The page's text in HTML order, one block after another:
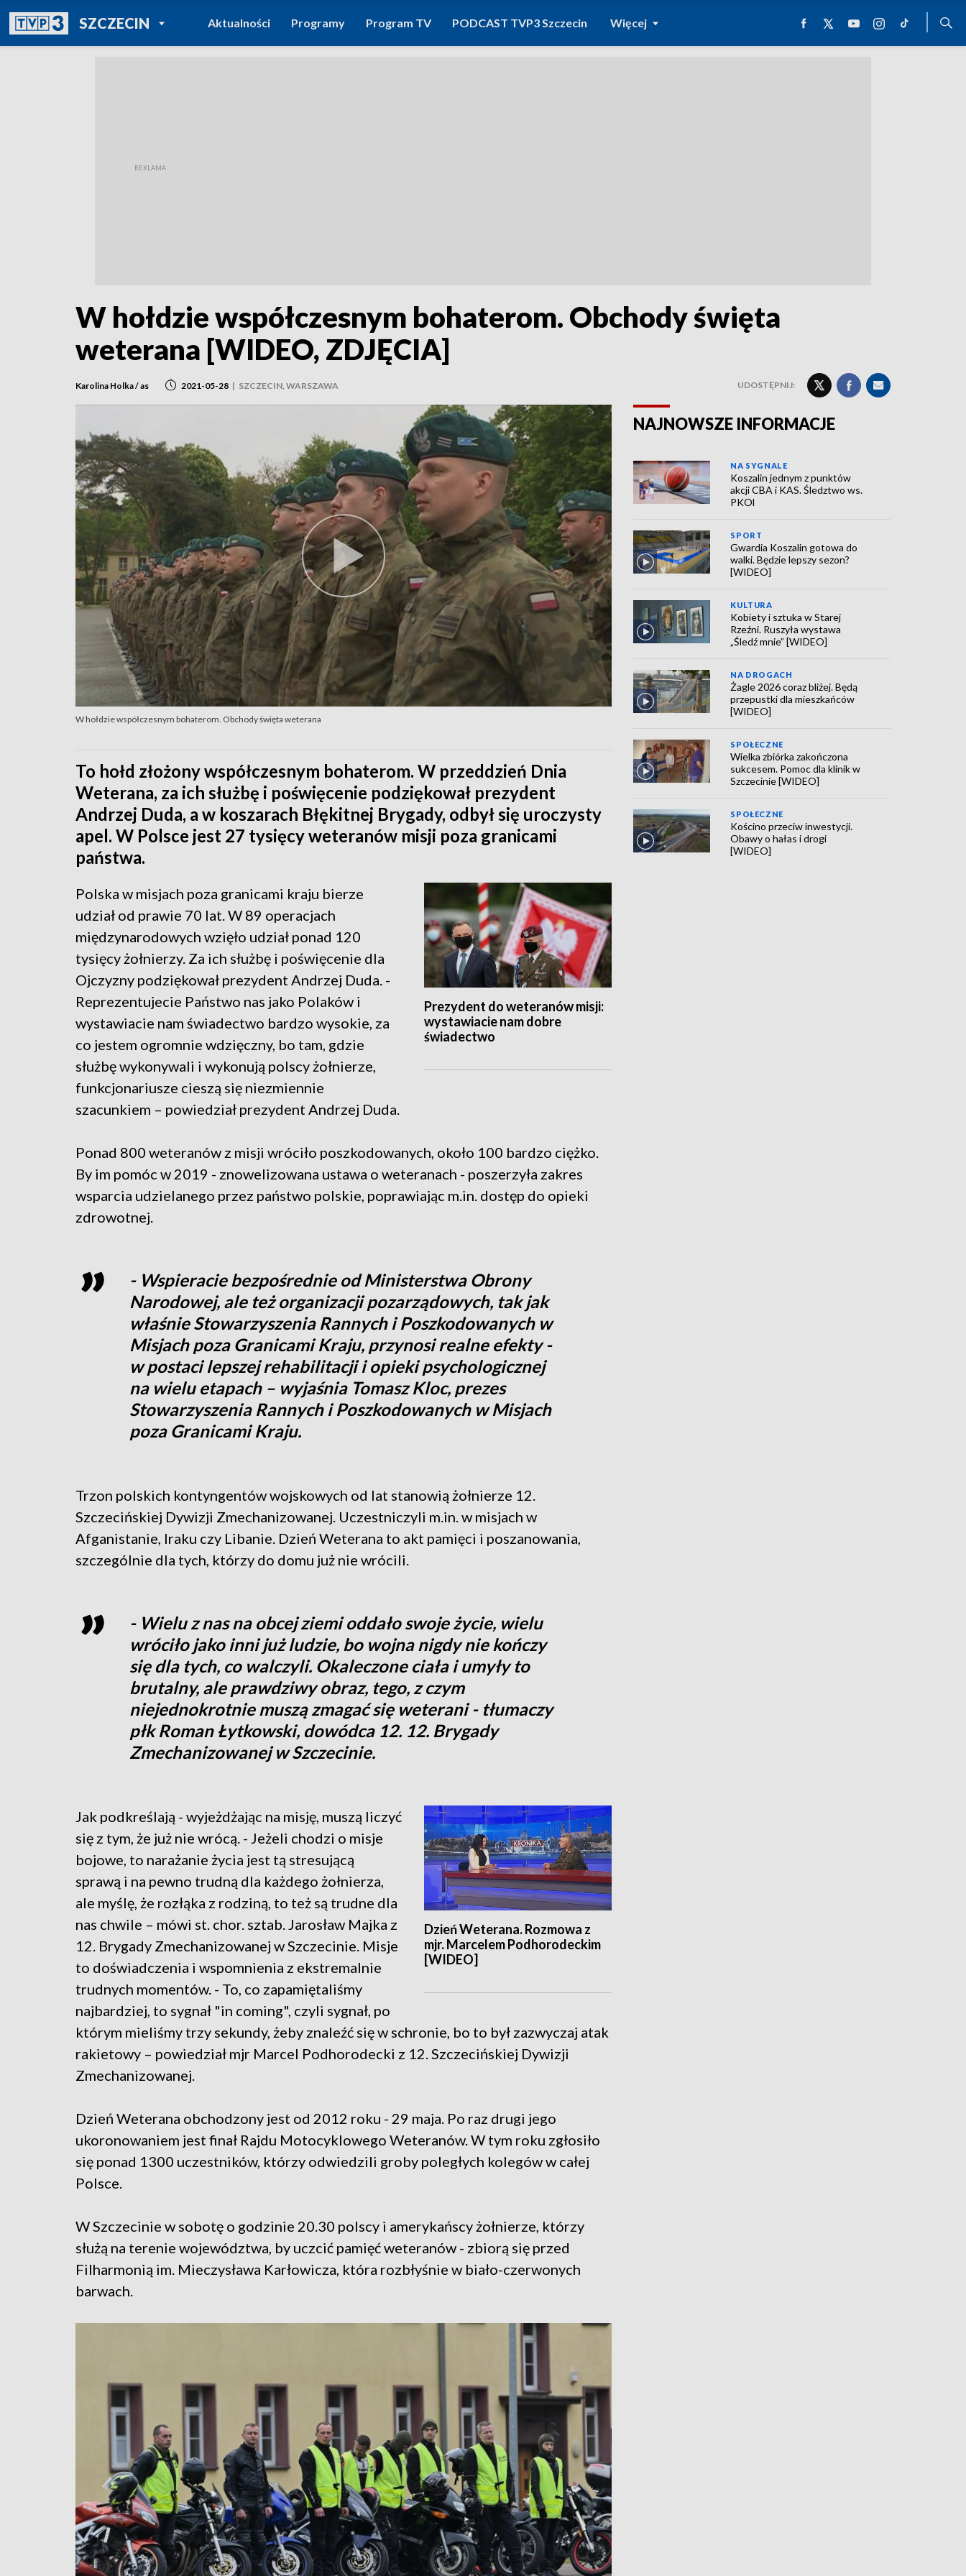
SZCZECINPOWRÓT DO
TVP REGIONY
Aktualności Programy Program TV PODCAST TVP3 Szczecin Więcej
W hołdzie współczesnym bohaterom. Obchody święta
weterana [WIDEO, ZDJĘCIA]
Karolina Holka / as 2021-05-28 | SZCZECIN, WARSZAWA UDOSTĘPNIJ:
W hołdzie współczesnym bohaterom. Obchody święta weterana
To hołd złożony współczesnym bohaterom. W przeddzień Dnia
Weterana, za ich służbę i poświęcenie podziękował prezydent
Andrzej Duda, a w koszarach Błękitnej Brygady, odbył się uroczysty
apel. W Polsce jest 27 tysięcy weteranów misji poza granicami
państwa.
Prezydent do weteranów misji:
wystawiacie nam dobre
świadectwo
Polska w misjach poza granicami kraju bierze
udział od prawie 70 lat. W 89 operacjach
międzynarodowych wzięło udział ponad 120
tysięcy żołnierzy. Za ich służbę i poświęcenie dla
Ojczyzny podziękował prezydent Andrzej Duda. -
Reprezentujecie Państwo nas jako Polaków i
wystawiacie nam świadectwo bardzo wysokie, za
co jestem ogromnie wdzięczny, bo tam, gdzie
służbę wykonywali i wykonują polscy żołnierze,
funkcjonariusze cieszą się niezmiennie
szacunkiem – powiedział prezydent Andrzej Duda.
Ponad 800 weteranów z misji wróciło poszkodowanych, około 100 bardzo ciężko.
By im pomóc w 2019 - znowelizowana ustawa o weteranach - poszerzyła zakres
wsparcia udzielanego przez państwo polskie, poprawiając m.in. dostęp do opieki
zdrowotnej.
- Wspieracie bezpośrednie od Ministerstwa Obrony
Narodowej, ale też organizacji pozarządowych, tak jak
właśnie Stowarzyszenia Rannych i Poszkodowanych w
Misjach poza Granicami Kraju, przynosi realne efekty -
w postaci lepszej rehabilitacji i opieki psychologicznej
na wielu etapach – wyjaśnia Tomasz Kloc, prezes
Stowarzyszenia Rannych i Poszkodowanych w Misjach
poza Granicami Kraju.
Trzon polskich kontyngentów wojskowych od lat stanowią żołnierze 12.
Szczecińskiej Dywizji Zmechanizowanej. Uczestniczyli m.in. w misjach w
Afganistanie, Iraku czy Libanie. Dzień Weterana to akt pamięci i poszanowania,
szczególnie dla tych, którzy do domu już nie wrócili.
- Wielu z nas na obcej ziemi oddało swoje życie, wielu
wróciło jako inni już ludzie, bo wojna nigdy nie kończy
się dla tych, co walczyli. Okaleczone ciała i umyły to
brutalny, ale prawdziwy obraz, tego, z czym
niejednokrotnie muszą zmagać się weterani - tłumaczy
płk Roman Łytkowski, dowódca 12. 12. Brygady
Zmechanizowanej w Szczecinie.
Dzień Weterana. Rozmowa z
mjr. Marcelem Podhorodeckim
[WIDEO]
Jak podkreślają - wyjeżdżając na misję, muszą liczyć
się z tym, że już nie wrócą. - Jeżeli chodzi o misje
bojowe, to narażanie życia jest tą stresującą
sprawą i na pewno trudną dla każdego żołnierza,
ale myślę, że rozłąka z rodziną, to też są trudne dla
nas chwile – mówi st. chor. sztab. Jarosław Majka z
12. Brygady Zmechanizowanej w Szczecinie. Misje
to doświadczenia i wspomnienia z ekstremalnie
trudnych momentów. - To, co zapamiętaliśmy
najbardziej, to sygnał "in coming", czyli sygnał, po
którym mieliśmy trzy sekundy, żeby znaleźć się w schronie, bo to był zazwyczaj atak
rakietowy – powiedział mjr Marcel Podhorodecki z 12. Szczecińskiej Dywizji
Zmechanizowanej.
Dzień Weterana obchodzony jest od 2012 roku - 29 maja. Po raz drugi jego
ukoronowaniem jest finał Rajdu Motocyklowego Weteranów. W tym roku zgłosiło
się ponad 1300 uczestników, którzy odwiedzili groby poległych kolegów w całej
Polsce.
W Szczecinie w sobotę o godzinie 20.30 polscy i amerykańscy żołnierze, którzy
służą na terenie województwa, by uczcić pamięć weteranów - zbiorą się przed
Filharmonią im. Mieczysława Karłowicza, która rozbłyśnie w biało-czerwonych
barwach.
NAJNOWSZE INFORMACJE
NA SYGNALE
Koszalin jednym z punktów
akcji CBA i KAS. Śledztwo ws.
PKOl
SPORT
Gwardia Koszalin gotowa do
walki. Będzie lepszy sezon?
[WIDEO]
KULTURA
Kobiety i sztuka w Starej
Rzeźni. Ruszyła wystawa
„Śledź mnie” [WIDEO]
NA DROGACH
Żagle 2026 coraz bliżej. Będą
przepustki dla mieszkańców
[WIDEO]
SPOŁECZNE
Wielka zbiórka zakończona
sukcesem. Pomoc dla klinik w
Szczecinie [WIDEO]
SPOŁECZNE
Kościno przeciw inwestycji.
Obawy o hałas i drogi
[WIDEO]